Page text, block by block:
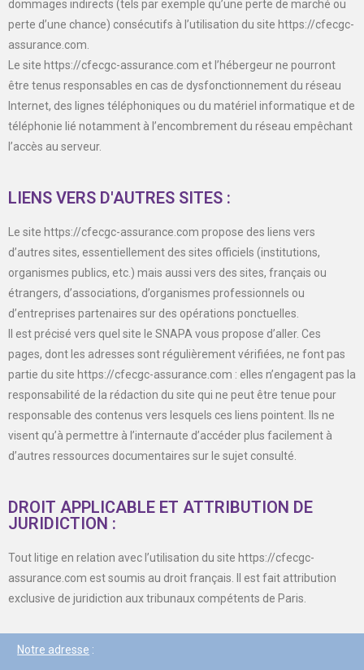
dommages indirects (tels par exemple qu’une perte de marché ou
perte d’une chance) consécutifs à l’utilisation du site https://cfecgc-
assurance.com.
Le site https://cfecgc-assurance.com et l’hébergeur ne pourront
être tenus responsables en cas de dysfonctionnement du réseau
Internet, des lignes téléphoniques ou du matériel informatique et de
téléphonie lié notamment à l’encombrement du réseau empêchant
l’accès au serveur.
LIENS VERS D'AUTRES SITES :
Le site https://cfecgc-assurance.com propose des liens vers
d’autres sites, essentiellement des sites officiels (institutions,
organismes publics, etc.) mais aussi vers des sites, français ou
étrangers, d’associations, d’organismes professionnels ou
d’entreprises partenaires sur des opérations ponctuelles.
Il est précisé vers quel site le SNAPA vous propose d’aller. Ces
pages, dont les adresses sont régulièrement vérifiées, ne font pas
partie du site https://cfecgc-assurance.com : elles n’engagent pas la
responsabilité de la rédaction du site qui ne peut être tenue pour
responsable des contenus vers lesquels ces liens pointent. Ils ne
visent qu’à permettre à l’internaute d’accéder plus facilement à
d’autres ressources documentaires sur le sujet consulté.
DROIT APPLICABLE ET ATTRIBUTION DE
JURIDICTION :
Tout litige en relation avec l’utilisation du site https://cfecgc-
assurance.com est soumis au droit français. Il est fait attribution
exclusive de juridiction aux tribunaux compétents de Paris.
Notre adresse :